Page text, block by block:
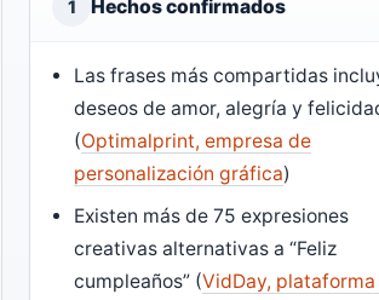
1 Hechos confirmados
Las frases más compartidas
deseos de amor, alegría y
(Optimalprint, empresa de
personalización gráfica)
Existen más de 75 expresiones
creativas alternativas a “Feliz
cumpleaños” (VidDay,